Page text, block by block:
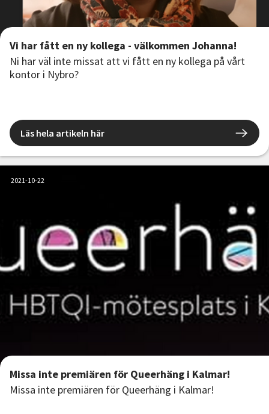
Vi har fått en ny kollega - välkommen Johanna!
Ni har väl inte missat att vi fått en ny kollega på vårt
kontor i Nybro?
Läs hela artikeln här
2021-10-22
Missa inte premiären för Queerhäng i Kalmar!
Missa inte premiären för Queerhäng i Kalmar!